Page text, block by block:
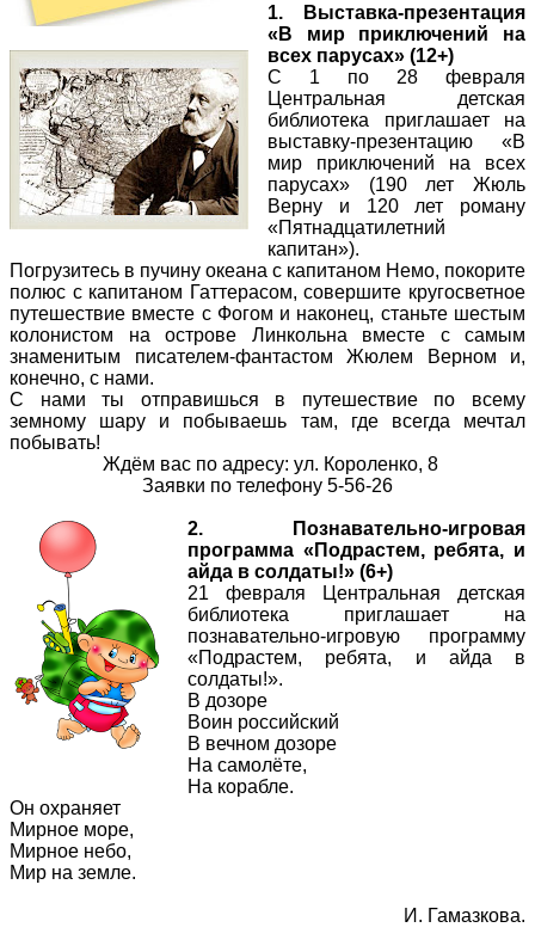
1. Выставка-презентация
«В мир приключений на
всех парусах» (12+)
С 1 по 28 февраля
Центральная детская
библиотека приглашает на
выставку-презентацию «В
мир приключений на всех
парусах» (190 лет Жюль
Верну и 120 лет роману
«Пятнадцатилетний
капитан»).
Погрузитесь в пучину океана с капитаном Немо, покорите
полюс с капитаном Гаттерасом, совершите кругосветное
путешествие вместе с Фогом и наконец, станьте шестым
колонистом на острове Линкольна вместе с самым
знаменитым писателем-фантастом Жюлем Верном и,
конечно, с нами.
С нами ты отправишься в путешествие по всему
земному шару и побываешь там, где всегда мечтал
побывать!
Ждём вас по адресу: ул. Короленко, 8
Заявки по телефону 5-56-26
2. Познавательно-игровая
программа «Подрастем, ребята, и
айда в солдаты!» (6+)
21 февраля Центральная детская
библиотека приглашает на
познавательно-игровую программу
«Подрастем, ребята, и айда в
солдаты!».
В дозоре
Воин российский
В вечном дозоре
На самолёте,
На корабле.
Он охраняет
Мирное море,
Мирное небо,
Мир на земле.
И. Гамазкова.